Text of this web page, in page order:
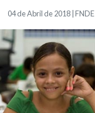
04 de Abril de 2018 | FNDE